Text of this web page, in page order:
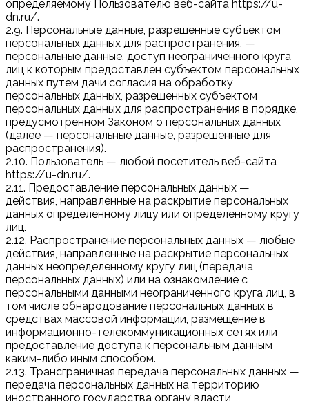
определяемому Пользователю веб-сайта https://u-
dn.ru/.
2.9. Персональные данные, разрешенные субъектом
персональных данных для распространения, —
персональные данные, доступ неограниченного круга
лиц к которым предоставлен субъектом персональных
данных путем дачи согласия на обработку
персональных данных, разрешенных субъектом
персональных данных для распространения в порядке,
предусмотренном Законом о персональных данных
(далее — персональные данные, разрешенные для
распространения).
2.10. Пользователь — любой посетитель веб-сайта
https://u-dn.ru/.
2.11. Предоставление персональных данных —
действия, направленные на раскрытие персональных
данных определенному лицу или определенному кругу
лиц.
2.12. Распространение персональных данных — любые
действия, направленные на раскрытие персональных
данных неопределенному кругу лиц (передача
персональных данных) или на ознакомление с
персональными данными неограниченного круга лиц, в
том числе обнародование персональных данных в
средствах массовой информации, размещение в
информационно-телекоммуникационных сетях или
предоставление доступа к персональным данным
каким-либо иным способом.
2.13. Трансграничная передача персональных данных —
передача персональных данных на территорию
иностранного государства органу власти